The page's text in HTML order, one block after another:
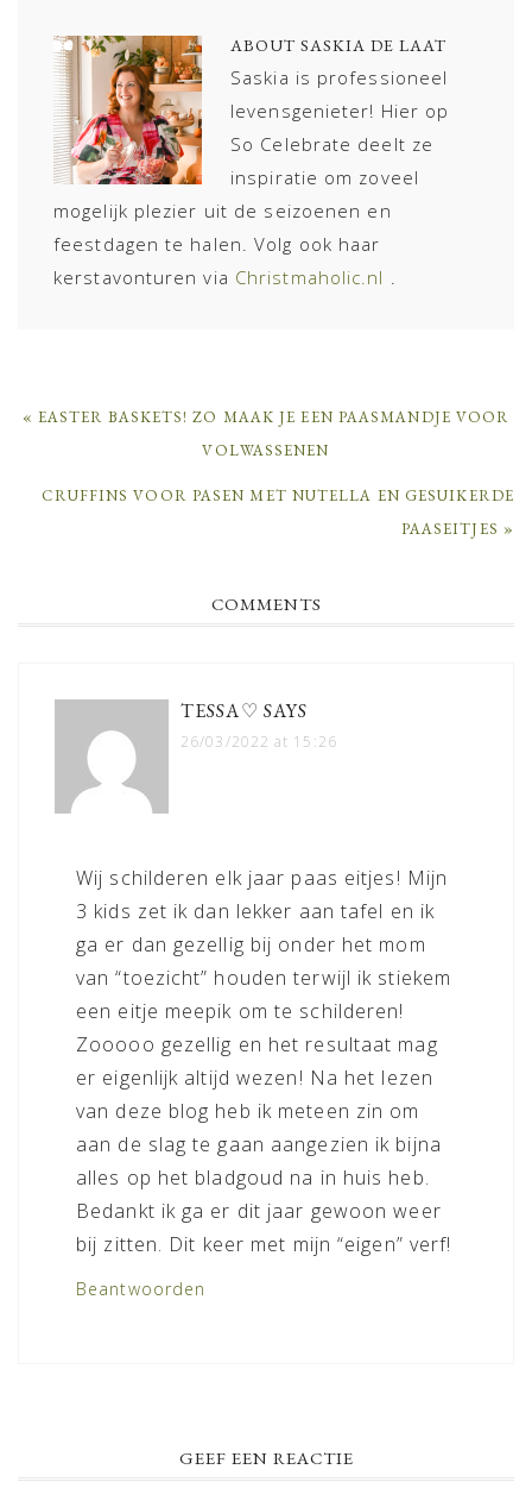
ABOUT SASKIA DE LAAT
Saskia is professioneel
levensgenieter! Hier op
So Celebrate deelt ze
inspiratie om zoveel
mogelijk plezier uit de seizoenen en
feestdagen te halen. Volg ook haar
kerstavonturen via Christmaholic.nl .
PREVIOUS
« EASTER BASKETS! ZO MAAK JE EEN PAASMANDJE VOOR
VOLWASSENEN
NEXT
CRUFFINS VOOR PASEN MET NUTELLA EN GESUIKERDE
PAASEITJES »
COMMENTS
TESSA♡ SAYS
26/03/2022 at 15:26
Wij schilderen elk jaar paas eitjes! Mijn
3 kids zet ik dan lekker aan tafel en ik
ga er dan gezellig bij onder het mom
van “toezicht” houden terwijl ik stiekem
een eitje meepik om te schilderen!
Zooooo gezellig en het resultaat mag
er eigenlijk altijd wezen! Na het lezen
van deze blog heb ik meteen zin om
aan de slag te gaan aangezien ik bijna
alles op het bladgoud na in huis heb.
Bedankt ik ga er dit jaar gewoon weer
bij zitten. Dit keer met mijn “eigen” verf!
Beantwoorden
GEEF EEN REACTIE